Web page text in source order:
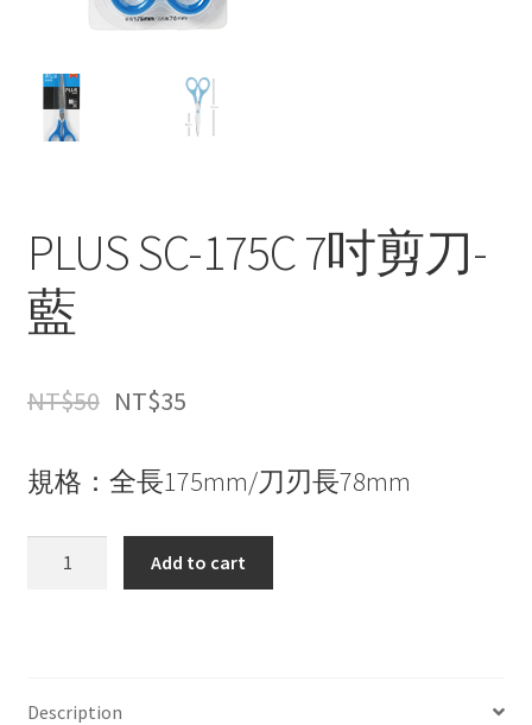
PLUS SC-175C 7吋剪刀-
藍
NT$50 NT$35
規格：全長175mm/刀刃長78mm
Add to cart
Description